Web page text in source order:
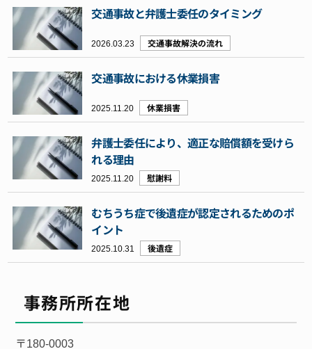
交通事故と弁護士委任のタイミング
2026.03.23 交通事故解決の流れ
交通事故における休業損害
2025.11.20 休業損害
弁護士委任により、適正な賠償額を受けら
れる理由
2025.11.20 慰謝料
むちうち症で後遺症が認定されるためのポ
イント
2025.10.31 後遺症
事務所所在地
〒180-0003